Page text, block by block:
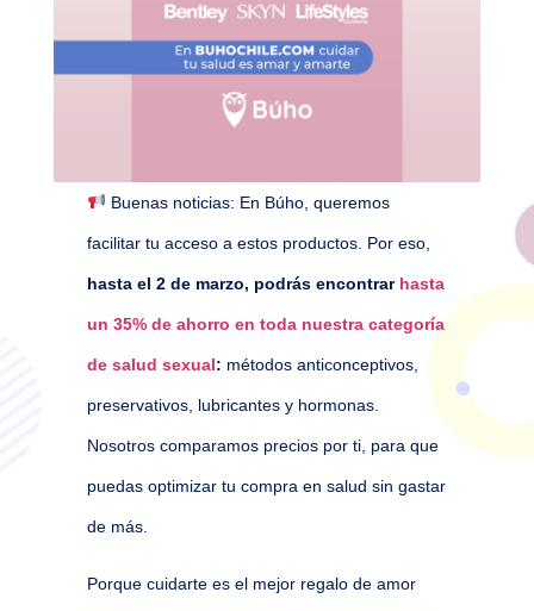
Buenas noticias: En Búho, queremos
facilitar tu acceso a estos productos. Por eso,
hasta el 2 de marzo, podrás encontrarhasta
un 35% de ahorro en toda nuestra categoría
de salud sexual: métodos anticonceptivos,
preservativos, lubricantes y hormonas.
Nosotros comparamos precios por ti, para que
puedas optimizar tu compra en salud sin gastar
de más.
Porque cuidarte es el mejor regalo de amor